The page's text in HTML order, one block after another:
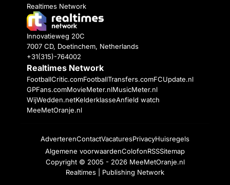
Realtimes Network
Innovatieweg 20C
7007 CD, Doetinchem, Netherlands
+31(315)-764002
Realtimes Network
FootballCritic.comFootballTransfers.comFCUpdate.nl
GPFans.comMovieMeter.nlMusicMeter.nl
WijWedden.netKelderklasseAnfield watch
MeeMetOranje.nl
AdverterenContactVacaturesPrivacyHuisregels
Algemene voorwaardenColofonRSSSitemap
Copyright © 2005 - 2026 MeeMetOranje.nl
Realtimes | Publishing Network